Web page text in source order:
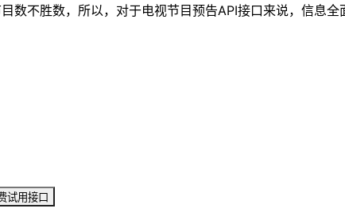
数不胜数，所以，对于电视节目预告API接口来说，信息
试用接口